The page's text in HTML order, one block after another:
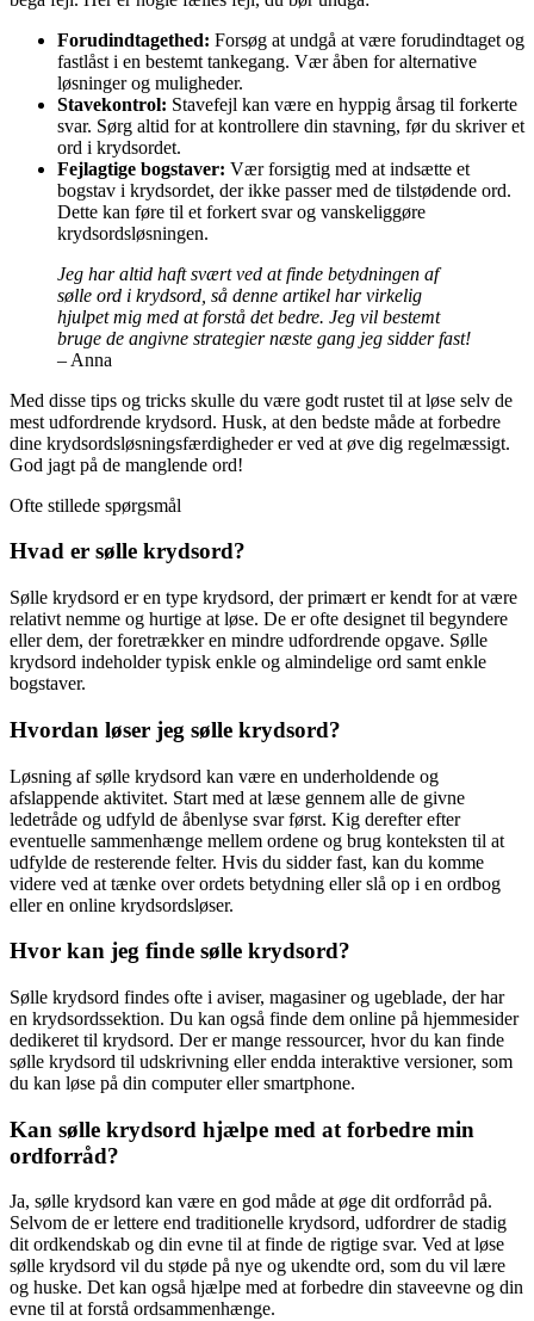
Forudindtagethed: Forsøg at undgå at være forudindtaget og
fastlåst i en bestemt tankegang. Vær åben for alternative
løsninger og muligheder.
Stavekontrol: Stavefejl kan være en hyppig årsag til forkerte
svar. Sørg altid for at kontrollere din stavning, før du skriver et
ord i krydsordet.
Fejlagtige bogstaver: Vær forsigtig med at indsætte et
bogstav i krydsordet, der ikke passer med de tilstødende ord.
Dette kan føre til et forkert svar og vanskeliggøre
krydsordsløsningen.
Jeg har altid haft svært ved at finde betydningen af
sølle ord i krydsord, så denne artikel har virkelig
hjulpet mig med at forstå det bedre. Jeg vil bestemt
bruge de angivne strategier næste gang jeg sidder fast!
– Anna
Med disse tips og tricks skulle du være godt rustet til at løse selv de
mest udfordrende krydsord. Husk, at den bedste måde at forbedre
dine krydsordsløsningsfærdigheder er ved at øve dig regelmæssigt.
God jagt på de manglende ord!
Ofte stillede spørgsmål
Hvad er sølle krydsord?
Sølle krydsord er en type krydsord, der primært er kendt for at være
relativt nemme og hurtige at løse. De er ofte designet til begyndere
eller dem, der foretrækker en mindre udfordrende opgave. Sølle
krydsord indeholder typisk enkle og almindelige ord samt enkle
bogstaver.
Hvordan løser jeg sølle krydsord?
Løsning af sølle krydsord kan være en underholdende og
afslappende aktivitet. Start med at læse gennem alle de givne
ledetråde og udfyld de åbenlyse svar først. Kig derefter efter
eventuelle sammenhænge mellem ordene og brug konteksten til at
udfylde de resterende felter. Hvis du sidder fast, kan du komme
videre ved at tænke over ordets betydning eller slå op i en ordbog
eller en online krydsordsløser.
Hvor kan jeg finde sølle krydsord?
Sølle krydsord findes ofte i aviser, magasiner og ugeblade, der har
en krydsordssektion. Du kan også finde dem online på hjemmesider
dedikeret til krydsord. Der er mange ressourcer, hvor du kan finde
sølle krydsord til udskrivning eller endda interaktive versioner, som
du kan løse på din computer eller smartphone.
Kan sølle krydsord hjælpe med at forbedre min
ordforråd?
Ja, sølle krydsord kan være en god måde at øge dit ordforråd på.
Selvom de er lettere end traditionelle krydsord, udfordrer de stadig
dit ordkendskab og din evne til at finde de rigtige svar. Ved at løse
sølle krydsord vil du støde på nye og ukendte ord, som du vil lære
og huske. Det kan også hjælpe med at forbedre din staveevne og din
evne til at forstå ordsammenhænge.